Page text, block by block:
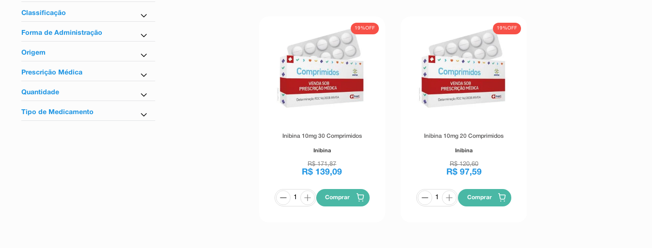
Relaxante Muscular
Classificação
Tarja vermelha
Forma de Administração
Uso oral
Origem
Nacional
Prescrição Médica
Não
Quantidade
20 Comprimidos
30 Comprimidos
Tipo de Medicamento
19%OFF
Inibina 10mg 30 Comprimidos
Inibina
R$ 171,87
R$ 139,09
Comprar
19%OFF
Inibina 10mg 20 Comprimidos
Inibina
R$ 120,60
R$ 97,59
Comprar